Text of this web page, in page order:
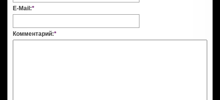
E-Mail:*
Комментарий:*